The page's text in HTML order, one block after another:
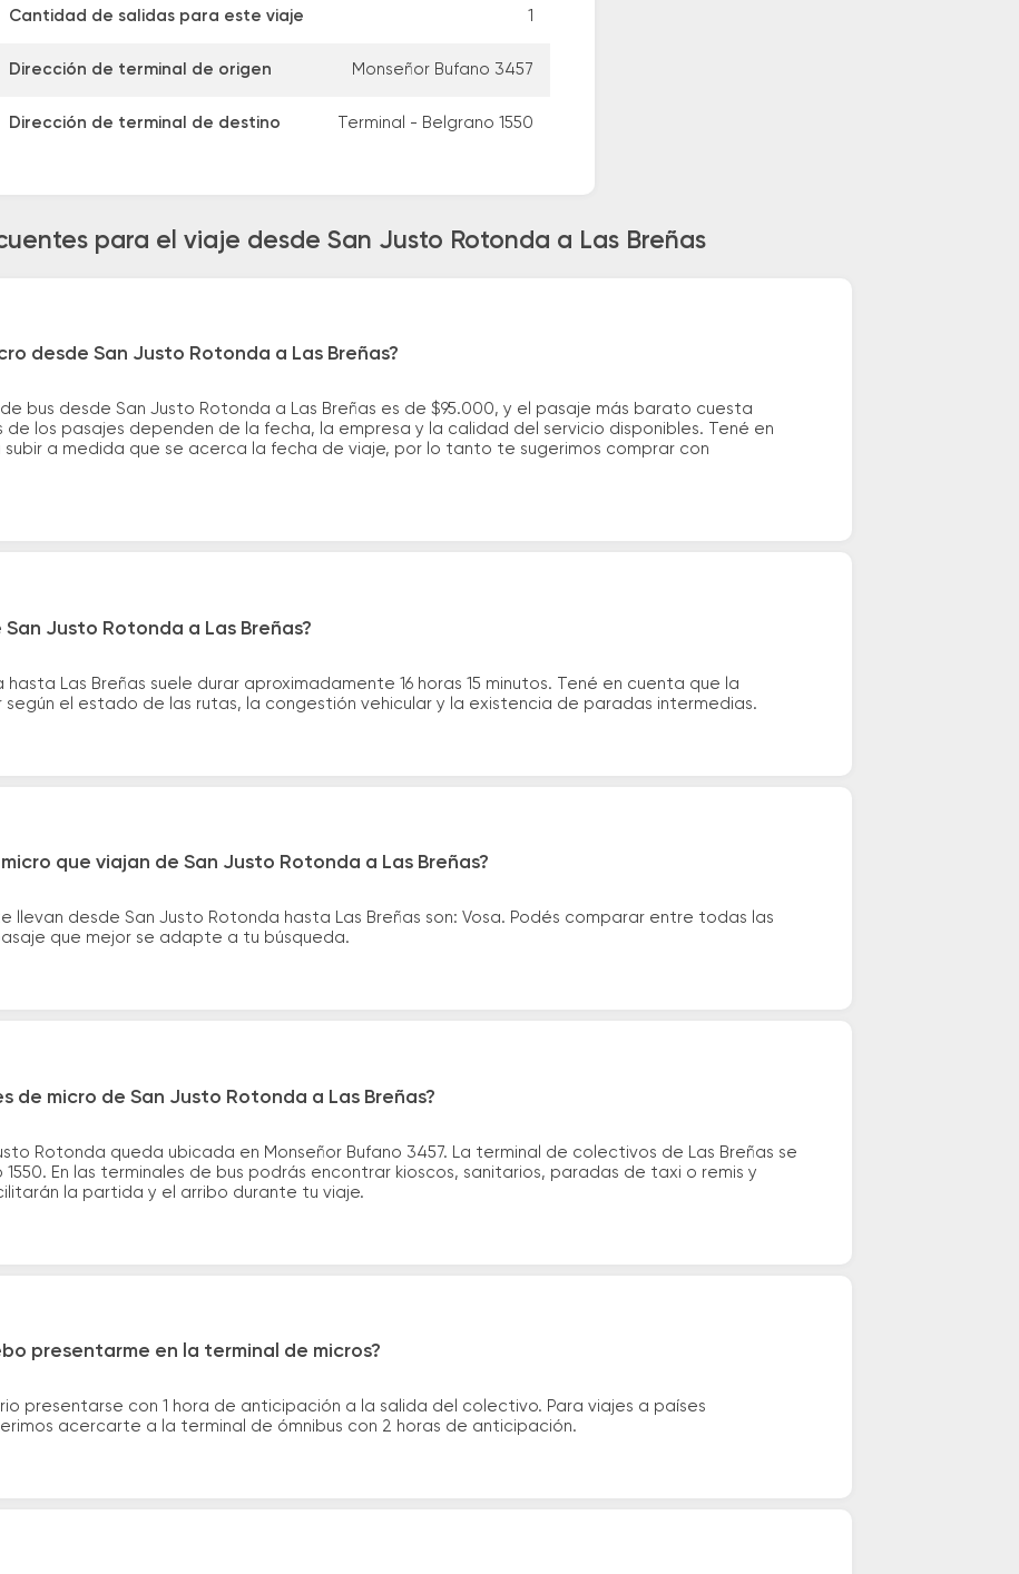
Cantidad de salidas para este viaje 1
Dirección de terminal de origen Monseñor Bufano 3457
Dirección de terminal de destino Terminal - Belgrano 1550
para el viaje desde San Justo Rotonda a Las Breñas
desde San Justo Rotonda a Las Breñas?
bus desde San Justo Rotonda a Las Breñas es de $95.000, y el pasaje más barato cuesta
de los pasajes dependen de la fecha, la empresa y la calidad del servicio disponibles. Tené en
a medida que se acerca la fecha de viaje, por lo tanto te sugerimos comprar con
Justo Rotonda a Las Breñas?
Las Breñas suele durar aproximadamente 16 horas 15 minutos. Tené en cuenta que la
el estado de las rutas, la congestión vehicular y la existencia de paradas intermedias.
que viajan de San Justo Rotonda a Las Breñas?
llevan desde San Justo Rotonda hasta Las Breñas son: Vosa. Podés comparar entre todas las
que mejor se adapte a tu búsqueda.
de micro de San Justo Rotonda a Las Breñas?
Rotonda queda ubicada en Monseñor Bufano 3457. La terminal de colectivos de Las Breñas se
En las terminales de bus podrás encontrar kioscos, sanitarios, paradas de taxi o remis y
la partida y el arribo durante tu viaje.
presentarme en la terminal de micros?
presentarse con 1 hora de anticipación a la salida del colectivo. Para viajes a países
acercarte a la terminal de ómnibus con 2 horas de anticipación.